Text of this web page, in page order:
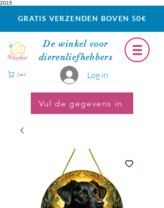
2015
GRATIS VERZENDEN BOVEN 50€
De winkel voor
dierenliefhebbers
Log in
Cart
Vul de gegevens in